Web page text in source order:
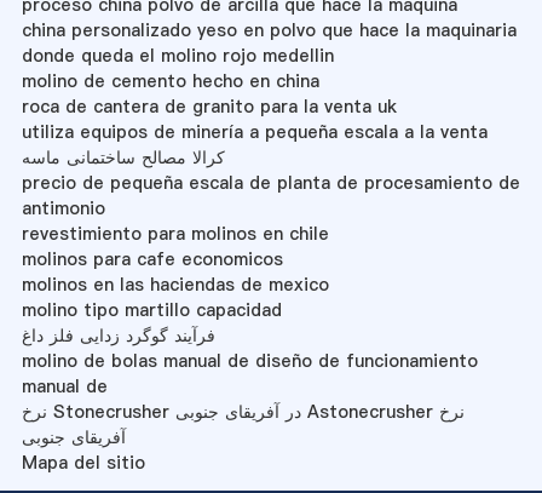
china personalizado yeso en polvo que hace la maquinaria
donde queda el molino rojo medellin
molino de cemento hecho en china
roca de cantera de granito para la venta uk
utiliza equipos de minería a pequeña escala a la venta
کرالا مصالح ساختمانی ماسه
precio de pequeña escala de planta de procesamiento de
antimonio
revestimiento para molinos en chile
molinos para cafe economicos
molinos en las haciendas de mexico
molino tipo martillo capacidad
فرآیند گوگرد زدایی فلز داغ
molino de bolas manual de diseño de funcionamiento
manual de
نرخ Stonecrusher در آفریقای جنوبی Astonecrusher نرخ
آفریقای جنوبی
Mapa del sitio